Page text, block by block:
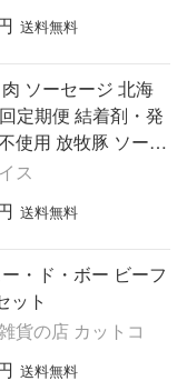
送料無料
ソーセージ 北海
使用 放牧豚 ソーセ
厚真町》 ファー
リー株式…
ス
送料無料
・ド・ボー ビーフ
ット
貨の店 カットコ
送料無料